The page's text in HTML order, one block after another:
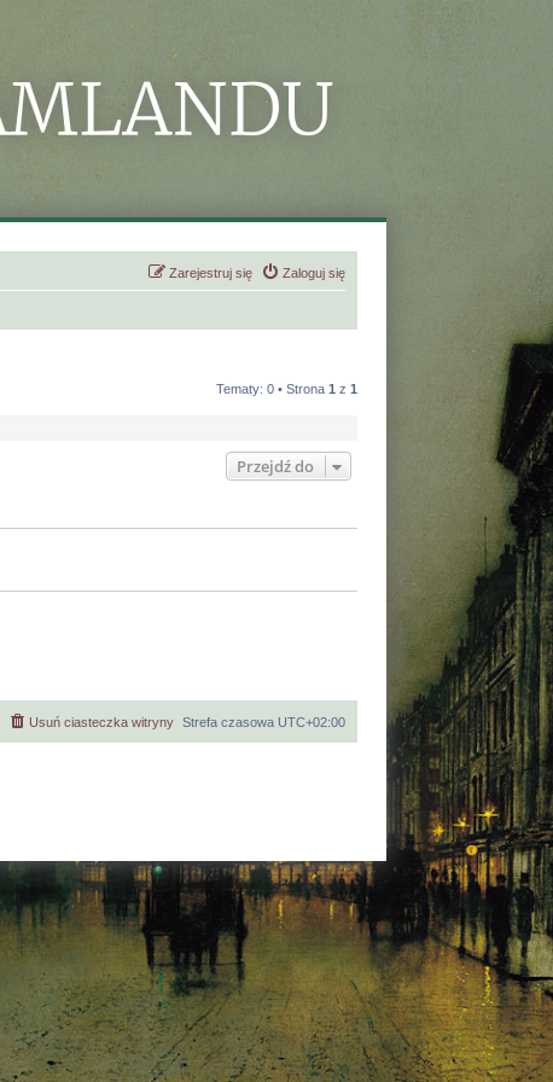
Zaloguj się
Zarejestruj się
Tematy: 0 • Strona 1 z 1
Przejdź do
Strefa czasowa UTC+02:00
Usuń ciasteczka witryny